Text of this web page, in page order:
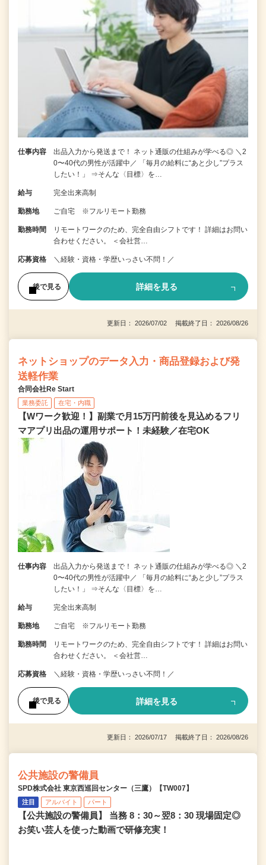
仕事内容
出品入力から発送まで！ ネット通販の仕組みが学べる◎ ＼2
0〜40代の男性が活躍中／ 「毎月の給料に“あと少し”プラス
したい！」 ⇒そんな〈目標〉を…
給与 完全出来高制
勤務地 ご自宅 ※フルリモート勤務
勤務時間
リモートワークのため、完全自由シフトです！ 詳細はお問い
合わせください。 ＜会社営…
応募資格 ＼経験・資格・学歴いっさい不問！／
後で見る 詳細を見る
更新日： 2026/07/02 掲載終了日： 2026/08/26
ネットショップのデータ入力・商品登録および発
送軽作業
合同会社Re Start
業務委託 在宅・内職
【Wワーク歓迎！】副業で月15万円前後を見込めるフリ
マアプリ出品の運用サポート！未経験／在宅OK
仕事内容
出品入力から発送まで！ ネット通販の仕組みが学べる◎ ＼2
0〜40代の男性が活躍中／ 「毎月の給料に“あと少し”プラス
したい！」 ⇒そんな〈目標〉を…
給与 完全出来高制
勤務地 ご自宅 ※フルリモート勤務
勤務時間
リモートワークのため、完全自由シフトです！ 詳細はお問い
合わせください。 ＜会社営…
応募資格 ＼経験・資格・学歴いっさい不問！／
後で見る 詳細を見る
更新日： 2026/07/17 掲載終了日： 2026/08/26
公共施設の警備員
SPD株式会社 東京西巡回センター（三鷹）【TW007】
注目 アルバイト パート
【公共施設の警備員】 当務 8：30～翌8：30 現場固定◎
お笑い芸人を使った動画で研修充実！